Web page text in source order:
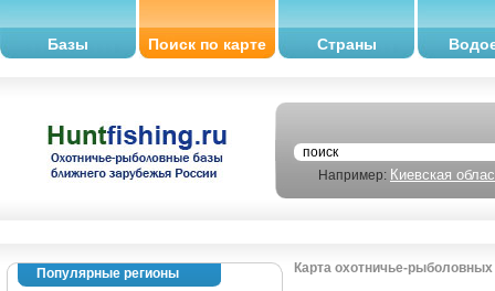
Базы Поиск по карте Страны
Например: Киевская
Популярные регионы Карта охотничье-рыболовных